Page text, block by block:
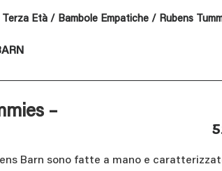
Terza Età / Bambole Empatiche / Rubens
–
Barn sono fatte a mano e